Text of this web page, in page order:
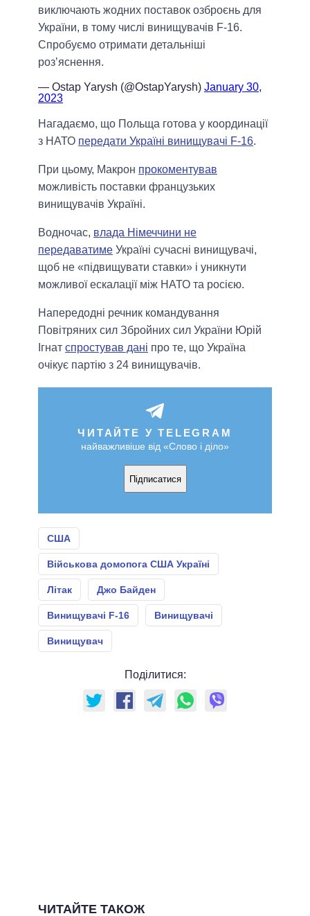
виключають жодних поставок озброєнь для
України, в тому числі винищувачів F-16.
Спробуємо отримати детальніші
розʼяснення.
— Ostap Yarysh (@OstapYarysh) January 30,
2023
Нагадаємо, що Польща готова у координації
з НАТО передати Україні винищувачі F-16.
При цьому, Макрон прокоментував
можливість поставки французьких
винищувачів Україні.
Водночас, влада Німеччини не
передаватиме Україні сучасні винищувачі,
щоб не «підвищувати ставки» і уникнути
можливої ескалації між НАТО та росією.
Напередодні речник командування
Повітряних сил Збройних сил України Юрій
Ігнат спростував дані про те, що Україна
очікує партію з 24 винищувачів.
ЧИТАЙТЕ У TELEGRAM
найважливіше від «Слово і діло»
Підписатися
США
Військова домопога США Україні
Літак Джо Байден
Винищувачі F-16 Винищувачі
Винищувач
Поділитися:
ЧИТАЙТЕ ТАКОЖ